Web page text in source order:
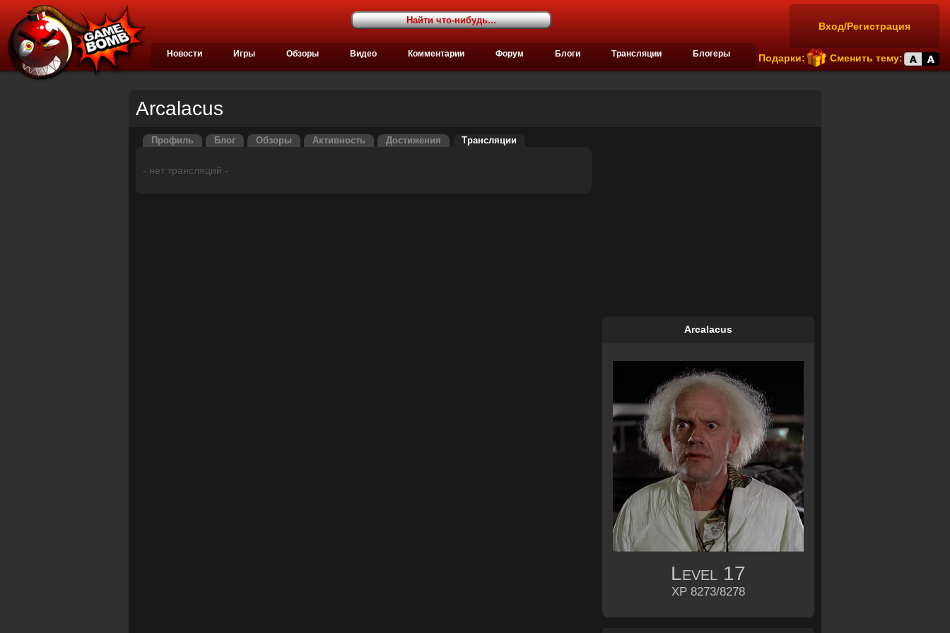
Вход/Регистрация
Подарки: Сменить тему:
Новости Игры Обзоры Видео Комментарии Форум Блоги Трансляции Блогеры
Arcalacus
Профиль Блог Обзоры Активность Достижения Трансляции
- нет трансляций -
Arcalacus
Level 17
XP 8273/8278